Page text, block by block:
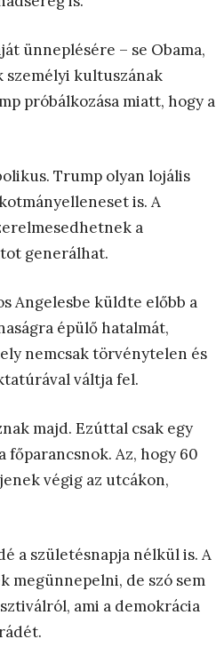
ünneplésére – se Obama,
személyi kultuszának
próbálkozása miatt, hogy a
Trump olyan lojális
is. A
a
generálhat.
Angelesbe küldte előbb a
épülő hatalmát,
nemcsak törvénytelen és
váltja fel.
majd. Ezúttal csak egy
Az, hogy 60
végig az utcákon,
a születésnapja nélkül is. A
megünnepelni, de szó sem
ami a demokrácia